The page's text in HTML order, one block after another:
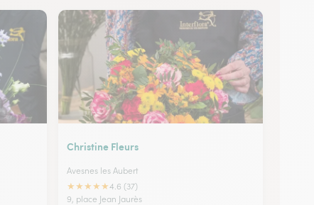
Christine Fleurs
Avesnes les Aubert
★★★★★4.6 (37)
9, place Jean Jaurès